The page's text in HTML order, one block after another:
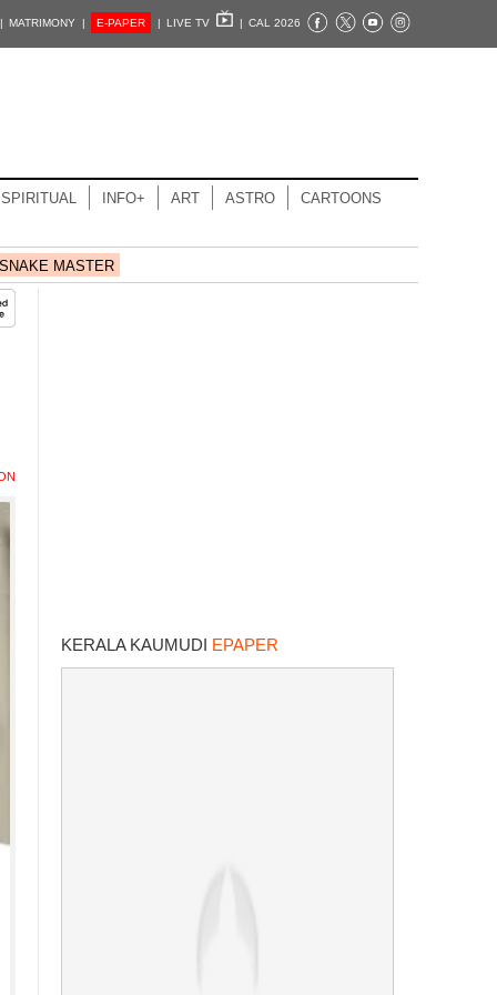
MATRIMONY | E-PAPER | LIVE TV | CAL 2026
SPIRITUAL INFO+ ART ASTRO CARTOONS
MASTER
KERALA KAUMUDI EPAPER